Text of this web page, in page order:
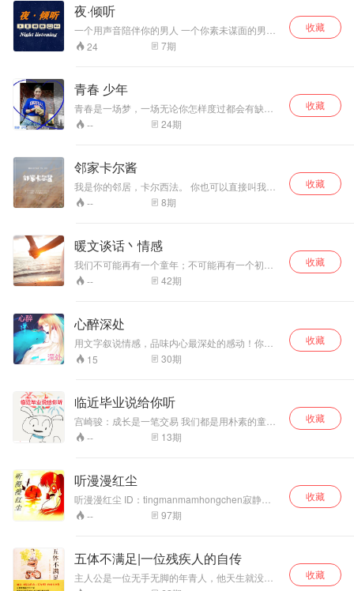
了你看不到的纠
结、委屈与迷茫，
最后好不容易才说
夜·倾听
一个用声音陪伴你的男人 一个你素未谋面的男人
为你讲述着每一个故事 为你疗伤每一个心痛的瞬
间 我是小乐，你枕边的朋友
24 7期
收藏
青春 少年
青春是一场梦，一场无论你怎样度过都会有缺憾
的梦，哭过，笑过，歇斯底里过，愿你行走万
里，归来还是眉眼带笑的少年
-- 24期
收藏
邻家卡尔酱
我是你的邻居，卡尔西法。 你也可以直接叫我卡
尔酱，这样亲切。 喏，这是我家，日落大道117
号。老房子了，花园也不怎么打理，花花草草总
有事儿没事儿都来家里玩儿啊，哪怕隔着篱笆聊
会儿咱这条老街好不热闹的琐碎日常。 说定了
啊！拉钩上吊一百年不许变！
-- 8期
收藏
暖文谈话丶情感
我们不可能再有一个童年；不可能再有一个初
中；不可能再有一个初恋；不可能再有从前的快
乐、幸福、悲伤、痛苦。昨天，前一秒，通通都
电影，我们再也回不去了！ ---欢迎收听暖文谈话
-- 42期
收藏
心醉深处
用文字叙说情感，品味内心最深处的感动！你，
听到了吗？
15 30期
收藏
临近毕业说给你听
宫崎骏：成长是一笔交易 我们都是用朴素的童真
与未经人事的洁白交换长大的勇气。我们在学着
长大，学着成长，可迎面而来的困难，总是会打
的故事，让我们一起成长。
-- 13期
收藏
听漫漫红尘
听漫漫红尘 ID：tingmanmamhongchen寂静的
夜晚，必听的声音，熨帖内心，温暖耳朵。，微
博：日历书。
-- 97期
收藏
五体不满足|一位残疾人的自传
主人公是一位无手无脚的年青人，他天生就没手
收藏